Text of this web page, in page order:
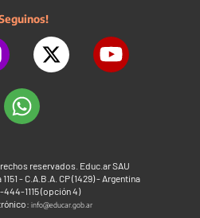
reservados. Educ.ar SAU
- C.A.B.A. CP (1429) - Argentina
1115 (opción 4)
info@educar.gob.ar